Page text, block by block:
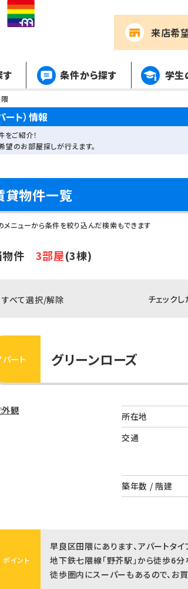
来店希
す 条件から探す 学生
ト）情報
ご紹介！
望のお部屋探しが行えます。
貸物件一覧
メニューから条件を絞り込んだ検索もできます
物件 3部屋(3棟)
すべて選択/解除 チェック
パート グリーンローズ
所在地
交通
築年数 / 階建
ポイント
早良区田隈にあります、アパートタイ
地下鉄七隈線「野芥駅」から徒歩6分
徒歩圏内にスーパーもあるので、お